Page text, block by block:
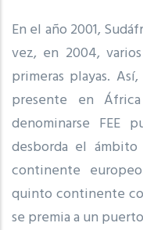
En el año 2001,
vez, en 2004,
primeras playas.
presente en
denominarse FEE
desborda el
continente
quinto continente
se premia a un